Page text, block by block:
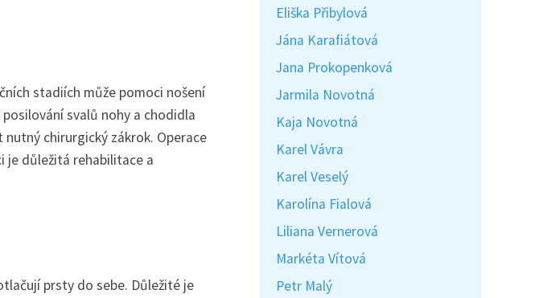
stadiích může pomoci nošení
svalů nohy a chodidla
chirurgický zákrok. Operace
je důležitá rehabilitace a
prsty do sebe. Důležité je
Eliška Přibylová
Jána Karafiátová
Jana Prokopenková
Jarmila Novotná
Kaja Novotná
Karel Vávra
Karel Veselý
Karolína Fialová
Liliana Vernerová
Markéta Vítová
Petr Malý